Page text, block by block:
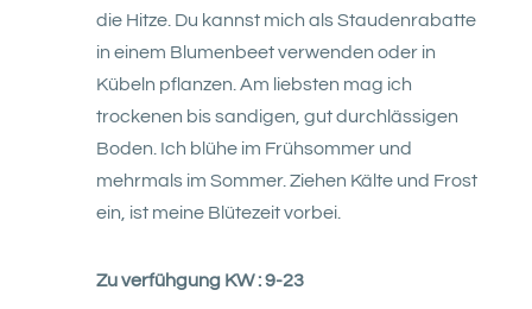
die Hitze. Du kannst mich als Staudenrabatte
in einem Blumenbeet verwenden oder in
Kübeln pflanzen. Am liebsten mag ich
trockenen bis sandigen, gut durchlässigen
Boden. Ich blühe im Frühsommer und
mehrmals im Sommer. Ziehen Kälte und Frost
ein, ist meine Blütezeit vorbei.
Zu verfühgung KW : 9-23